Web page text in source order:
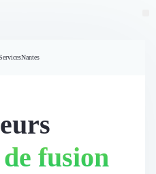
Nantes
fusion